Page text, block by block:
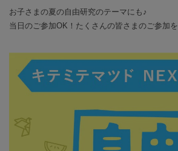
お子さまの夏の自由研究のテーマにも♪
当日のご参加OK！たくさんの皆さまのご参加